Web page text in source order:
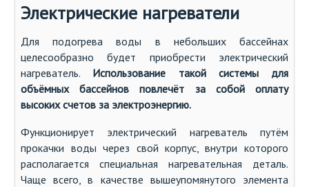
Электрические нагреватели
Для подогрева воды в небольших бассейнах
целесообразно будет приобрести электрический
нагреватель. Использование такой системы для
объёмных бассейнов повлечёт за собой оплату
высоких счетов за электроэнергию.
Функционирует электрический нагреватель путём
прокачки воды через свой корпус, внутри которого
располагается специальная нагревательная деталь.
Чаще всего, в качестве вышеупомянутого элемента